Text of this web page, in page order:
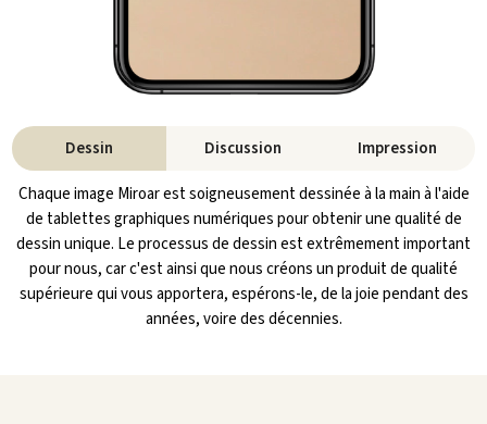
Dessin Discussion
Impression
Chaque image Miroar est soigneusement dessinée à la main à l'aide
de tablettes graphiques numériques pour obtenir une qualité de
dessin unique. Le processus de dessin est extrêmement important
pour nous, car c'est ainsi que nous créons un produit de qualité
supérieure qui vous apportera, espérons-le, de la joie pendant des
années, voire des décennies.